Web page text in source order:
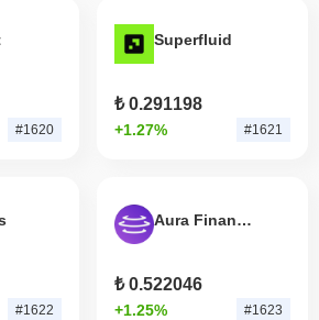
kripto piyasasıyla
14.05%
düştü, genel kripto piyasasından
#1620
Superfluid
₺ 0.291198
+1.27% #1621
#1622
Aura Finance
₺ 0.522046
+1.25% #1623